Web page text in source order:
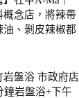
念店，將辣帶
油、剝皮辣椒都
岩盤浴 市政府店
鐘岩盤浴+下午